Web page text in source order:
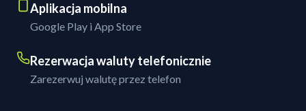
Aplikacja mobilna
Google Play i App Store
Rezerwacja waluty telefonicznie
Zarezerwuj walutę przez telefon